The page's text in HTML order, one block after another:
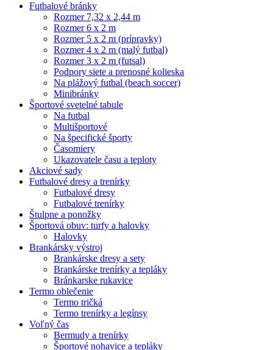
Futbalové bránky
Rozmer 7,32 x 2,44 m
Rozmer 6 x 2 m
Rozmer 5 x 2 m (prípravky)
Rozmer 4 x 2 m (malý futbal)
Rozmer 3 x 2 m (futsal)
Podpory siete a prenosné kolieska
Na plážový futbal (beach soccer)
Minibránky
Športové svetelné tabule
Na futbal
Multišportové
Na špecifické športy
Časomiery
Ukazovatele času a teploty
Akciové sady
Futbalové dresy a trenírky
Futbalové dresy
Futbalové trenírky
Štulpne a ponožky
Športová obuv: turfy a halovky
Halovky
Brankársky výstroj
Brankárske dresy a sety
Brankárske trenírky a tepláky
Bránkarske rukavice
Termo oblečenie
Termo tričká
Termo trenírky a legínsy
Voľný čas
Bermudy a trenírky
Športové nohavice a tepláky